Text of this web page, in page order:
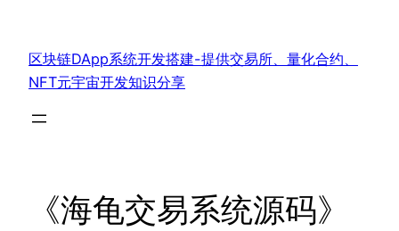
区块链DApp系统开发搭建-提供交易所、量化合约、
NFT元宇宙开发知识分享
《海龟交易系统源码》